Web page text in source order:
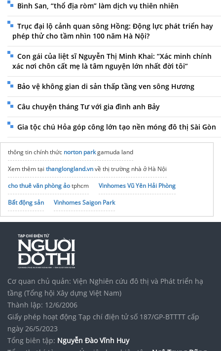
Bình San, “thổ địa ròm” làm dịch vụ thiên nhiên
Trục đại lộ cảnh quan sông Hồng: Động lực phát triển hay
phép thử cho tầm nhìn 100 năm Hà Nội?
Con gái của liệt sĩ Nguyễn Thị Minh Khai: “Xác minh chính
xác nơi chôn cất mẹ là tâm nguyện lớn nhất đời tôi”
Bảo vệ không gian di sản thấp tầng ven sông Hương
Câu chuyện tháng Tư với gia đình anh Bảy
Gia tộc chú Hỏa góp công lớn tạo nền móng đô thị Sài Gòn
thông tin chính thức norton parkgamuda land
Xem thêm tại thanglongland.vnvề thị trường nhà ở Hà Nội
cho thuê văn phòng ảotphcm
Vinhomes Vũ Yên Hải Phòng
Bất động sản
Vinhomes Saigon Park
Dịch vụMay đồng phục công sở
noxh K Home Avenue Nhơn Trạch
dây đeo thẻlanyard strap giá rẻ
Maison Officecho thuê văn phòng đống đa
Cơ quan chủ quản: Viện Nghiên cứu đô thị và Phát triển hạ
tầng (Tổng hội Xây dựng Việt Nam)
Thành lập: 12/6/2006
Giấy phép hoạt động Tạp chí điện tử số 187/GP-BTTTT cấp
ngày 26/5/2023
Tổng biên tập: Nguyễn Đào Vĩnh Huy